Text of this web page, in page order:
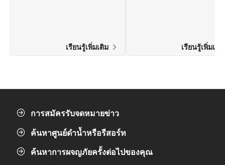
เรียนรู้เพิ่มเติม เรียนรู้เพิ่มเติ
การสมัครรับจดหมายข่าว
ค้นหาศูนย์ดำน้ำหรือรีสอร์ท
ค้นหาการผจญภัยครั้งต่อไปของคุณ